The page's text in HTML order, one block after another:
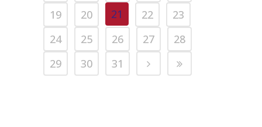
19
20 21 22
23
24
25 26 27
28
29
30 31